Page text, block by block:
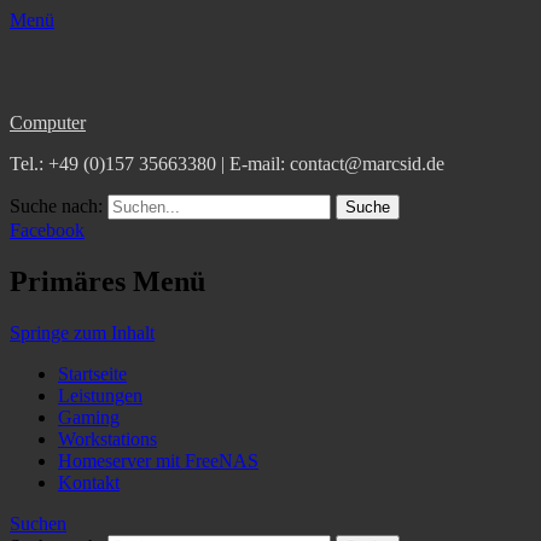
Menü
Computer
Tel.: +49 (0)157 35663380 | E-mail: contact@marcsid.de
Suche nach:
Facebook
Primäres Menü
Springe zum Inhalt
Startseite
Leistungen
Gaming
Workstations
Homeserver mit FreeNAS
Kontakt
Suchen